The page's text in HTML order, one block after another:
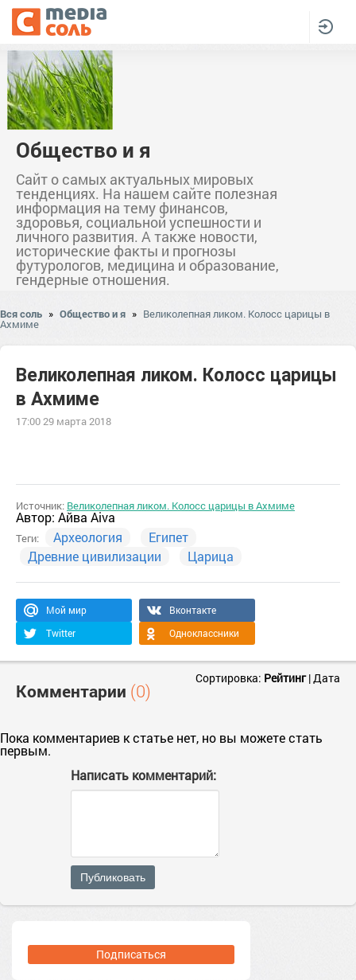
Общество и я
Сайт о самых актуальных мировых
тенденциях. На нашем сайте полезная
информация на тему финансов,
здоровья, социальной успешности и
личного развития. А также новости,
исторические факты и прогнозы
футурологов, медицина и образование,
гендерные отношения.
Вся соль » Общество и я » Великолепная ликом. Колосс царицы в
Ахмиме
Великолепная ликом. Колосс царицы
в Ахмиме
17:00 29 марта 2018
Источник: Великолепная ликом. Колосс царицы в Ахмиме
Автор: Айва Aiva
Теги: Археология
Египет
Древние цивилизации
Царица
Мой мир
Вконтакте
Twitter
Одноклассники
Комментарии (0)
Сортировка: Рейтинг|Дата
Пока комментариев к статье нет, но вы можете стать
первым.
Написать комментарий:
Публиковать
Подписаться